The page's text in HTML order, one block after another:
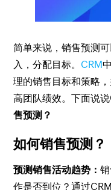
简单来说，销售预测
入，分配目标。 CRM
理的销售目标和策略
高团队绩效。下面说说
售预测？
如何销售预测？
预测销售活动趋势：
作是否到位？通过